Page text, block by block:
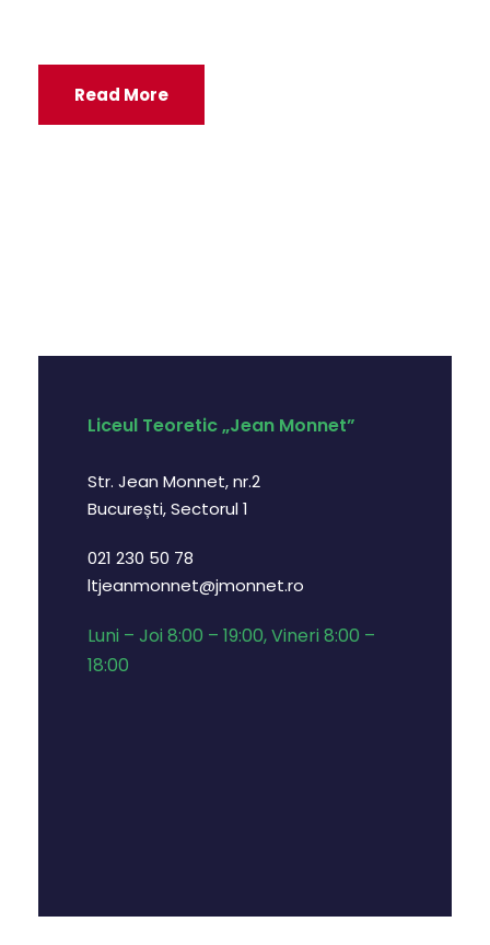
Read More
Liceul Teoretic „Jean Monnet”
Str. Jean Monnet, nr.2
București, Sectorul 1
021 230 50 78
ltjeanmonnet@jmonnet.ro
Luni – Joi 8:00 – 19:00, Vineri 8:00 –
18:00